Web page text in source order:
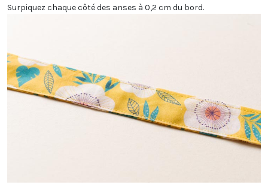
Surpiquez chaque côté des anses à 0,2 cm du bord.